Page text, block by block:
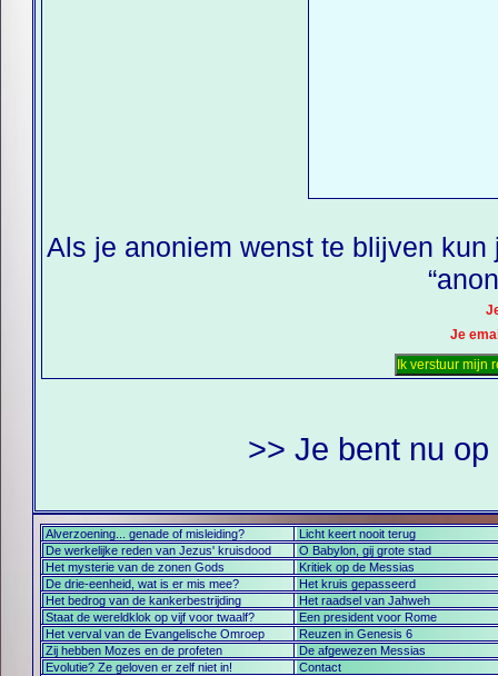
Als je anoniem wenst te blijven
Je
>> Je bent nu
Alverzoening... genade of misleiding?
Licht keert nooit terug
De werkelijke reden van Jezus' kruisdood
O Babylon, gij grote stad
Het mysterie van de zonen Gods
Kritiek op de Messias
De drie-eenheid, wat is er mis mee?
Het kruis gepasseerd
Het bedrog van de kankerbestrijding
Het raadsel van Jahweh
Staat de wereldklok op vijf voor twaalf?
Een president voor Rome
Het verval van de Evangelische Omroep
Reuzen in Genesis 6
Zij hebben Mozes en de profeten
De afgewezen Messias
Evolutie? Ze geloven er zelf niet in!
Contact